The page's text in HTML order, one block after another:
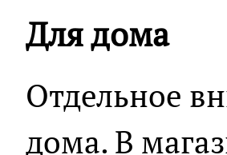
Для дома
Отдельное
дома. В